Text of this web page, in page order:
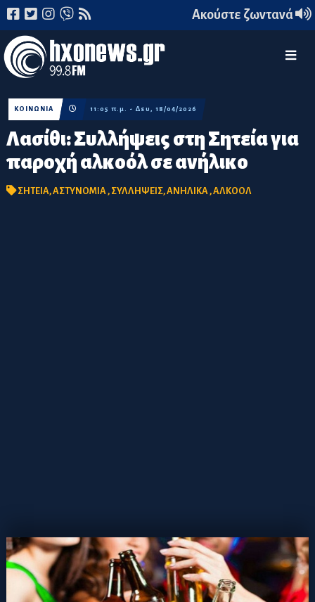
Ακούστε ζωντανά
Λασίθι: Συλλήψεις στη Σητεία για
παροχή αλκοόλ σε ανήλικο
ΚΟΙΝΩΝΙΑ 11:05 π.μ. - Δευ, 18/04/2026
ΣΗΤΕΙΑ,ΑΣΤΥΝΟΜΙΑ , ΣΥΛΛΗΨΕΙΣ,ΑΝΗΛΙΚΑ ,ΑΛΚΟΟΛ